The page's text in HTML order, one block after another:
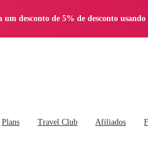
um desconto de 5% de desconto usando
Plans Travel Club Afiliados